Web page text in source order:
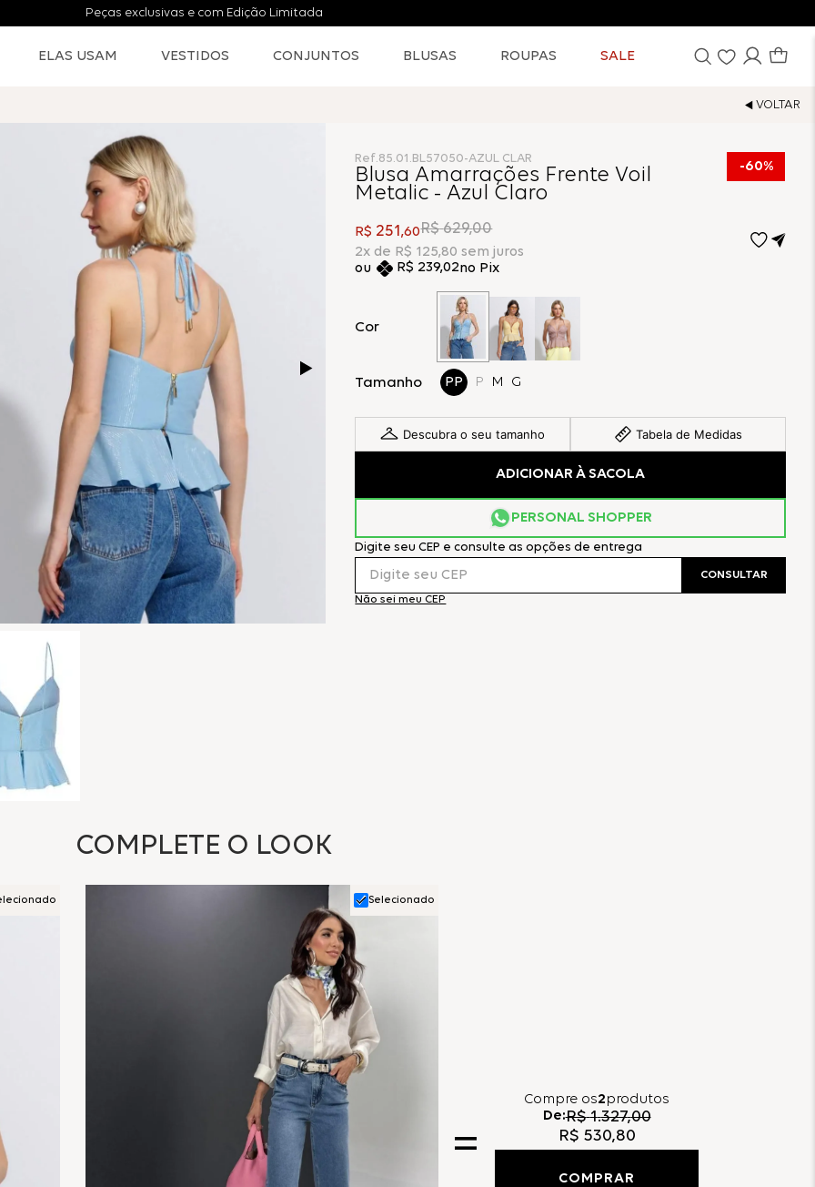
Peças exclusivas e com Edição Limitada
ELAS USAM VESTIDOS CONJUNTOS BLUSAS ROUPAS SALE
60%
Ref.85.01.BL57050-AZUL CLAR
Blusa Amarrações Frente Voil
Metalic - Azul Claro
R$ 251,60R$ 629,00
2x de R$ 125,80 sem juros
R$ 239,02no Pix
Cor
Tamanho PP P M G
Descubra o seu tamanho Tabela de Medidas
ADICIONAR À SACOLA
PERSONAL SHOPPER
Digite seu CEP e consulte as opções de entrega
Não sei meu CEP
CONSULTAR
COMPLETE O LOOK
Selecionado
Compre os2produtos
De:R$ 1.327,00
R$ 530,80
COMPRAR